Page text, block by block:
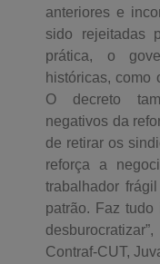
anteriores e
sido rejeitadas
prática, o
históricas, como
O decreto
negativos da
de retirar os
reforça a
trabalhador
patrão. Faz
Contraf-CUT,